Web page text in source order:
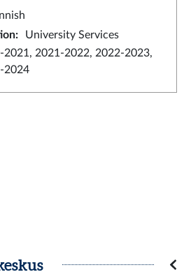
:
University Services
2021, 2021-2022, 2022-2023,
2024